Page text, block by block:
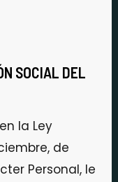
SOCIAL DEL
la Ley
de
Personal, le